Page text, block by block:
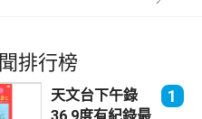
排行榜
天文台下午錄
1